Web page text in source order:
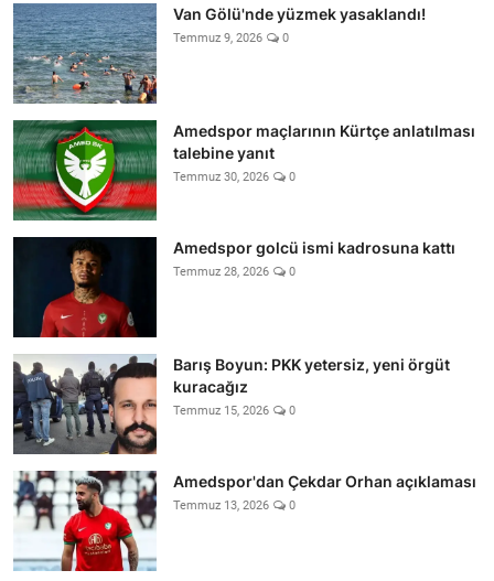
Van Gölü'nde yüzmek yasaklandı!
Temmuz 9, 2026 0
Amedspor maçlarının Kürtçe anlatılması
talebine yanıt
Temmuz 30, 2026 0
Amedspor golcü ismi kadrosuna kattı
Temmuz 28, 2026 0
Barış Boyun: PKK yetersiz, yeni örgüt
kuracağız
Temmuz 15, 2026 0
Amedspor'dan Çekdar Orhan açıklaması
Temmuz 13, 2026 0